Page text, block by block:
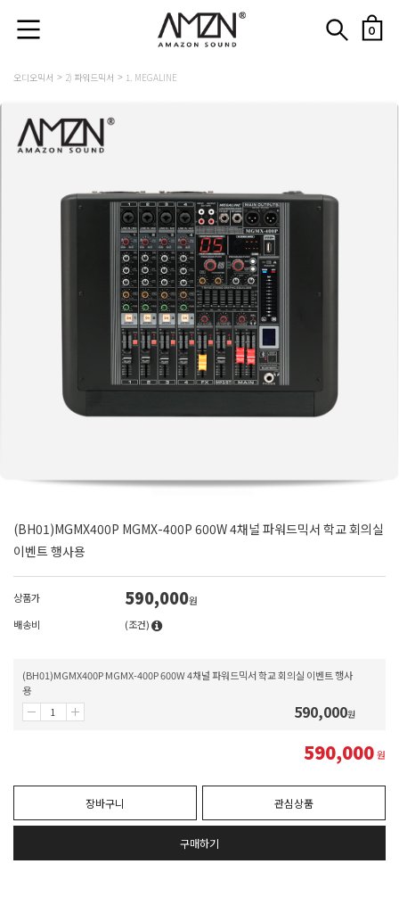
0
오디오믹서 2) 파워드믹서 1. MEGALINE
(BH01)MGMX400P MGMX-400P 600W 4채널 파워드믹서 학교 회의실
이벤트 행사용
상품가 590,000원
배송비
(조건)
(BH01)MGMX400P MGMX-400P 600W 4채널 파워드믹서 학교 회의실 이벤트 행사
용
590,000원
590,000원
장바구니 관심상품
구매하기